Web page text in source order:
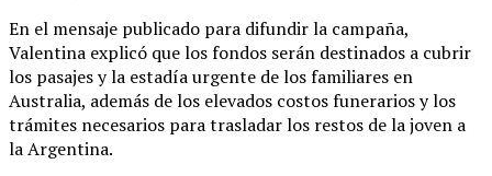
En el mensaje publicado para difundir la campaña,
Valentina explicó que los fondos serán destinados a cubrir
los pasajes y la estadía urgente de los familiares en
Australia, además de los elevados costos funerarios y los
trámites necesarios para trasladar los restos de la joven a
la Argentina.